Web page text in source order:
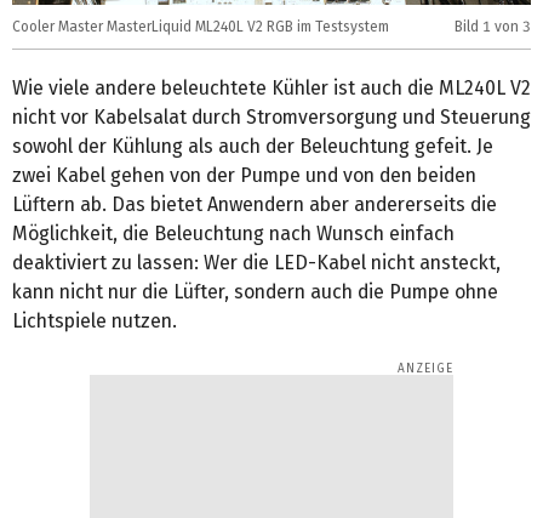
Cooler Master MasterLiquid ML240L V2 RGB im Testsystem Bild 1 von 3
Wie viele andere beleuchtete Kühler ist auch die ML240L V2
nicht vor Kabelsalat durch Stromversorgung und Steuerung
sowohl der Kühlung als auch der Beleuchtung gefeit. Je
zwei Kabel gehen von der Pumpe und von den beiden
Lüftern ab. Das bietet Anwendern aber andererseits die
Möglichkeit, die Beleuchtung nach Wunsch einfach
deaktiviert zu lassen: Wer die LED-Kabel nicht ansteckt,
kann nicht nur die Lüfter, sondern auch die Pumpe ohne
Lichtspiele nutzen.